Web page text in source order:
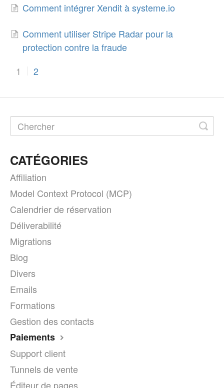
Comment intégrer Xendit à systeme.io
Comment utiliser Stripe Radar pour la
protection contre la fraude
1
2
CATÉGORIES
Affiliation
Model Context Protocol (MCP)
Calendrier de réservation
Déliverabilité
Migrations
Blog
Divers
Emails
Formations
Gestion des contacts
Paiements
Support client
Tunnels de vente
Éditeur de pages